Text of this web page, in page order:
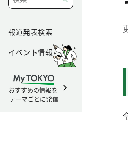
報道発表検索
イベント情報
おすすめの情報を
テーマごとに発信